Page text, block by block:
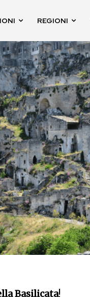
REGIONI
Basilicata!